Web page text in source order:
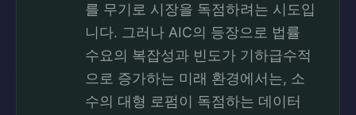
를 무기로 시장을 독점하려는 시도입
니다. 그러나 AIC의 등장으로 법률
수요의 복잡성과 빈도가 기하급수적
으로 증가하는 미래 환경에서는, 소
수의 대형 로펌이 독점하는 데이터